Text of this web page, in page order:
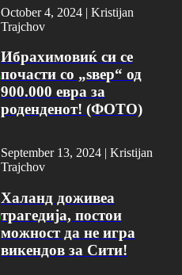
October 4, 2024 |Kristijan
Trajchov
Ибрахимовиќ си се
почасти со „ѕвер“ од
900.000 евра за
роденденот! (ФОТО)
September 13, 2024 |Kristijan
Trajchov
Халанд доживеа
трагедија, постои
можност да не игра
викендов за Сити!